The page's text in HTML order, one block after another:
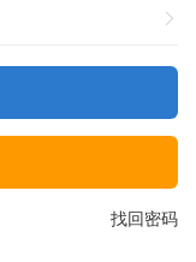
找回密码